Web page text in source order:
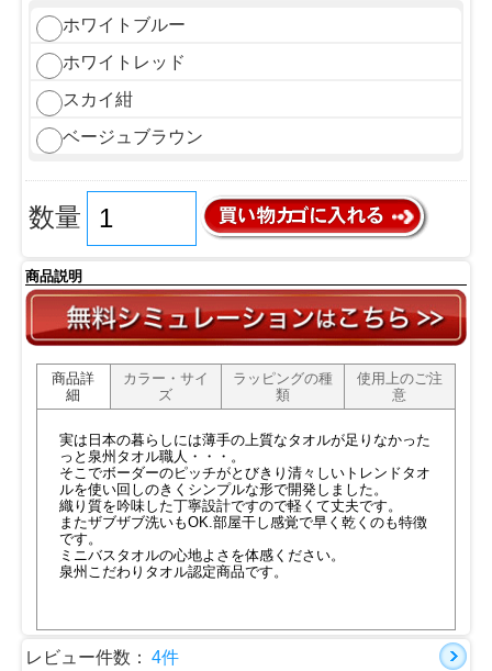
ホワイトブルー
ホワイトレッド
スカイ紺
ベージュブラウン
数量
商品説明
商品詳
細
カラー・サイ
ズ
ラッピングの種
類
使用上のご注
意
実は日本の暮らしには薄手の上質なタオルが足りなかった
っと泉州タオル職人・・・。
そこでボーダーのピッチがとびきり清々しいトレンドタオ
ルを使い回しのきくシンプルな形で開発しました。
織り質を吟味した丁寧設計ですので軽くて丈夫です。
またザブザブ洗いもOK.部屋干し感覚で早く乾くのも特徴
です。
ミニバスタオルの心地よさを体感ください。
泉州こだわりタオル認定商品です。
レビュー件数： 4件